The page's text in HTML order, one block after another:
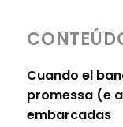
Cuando el
promessa (e
embarcadas